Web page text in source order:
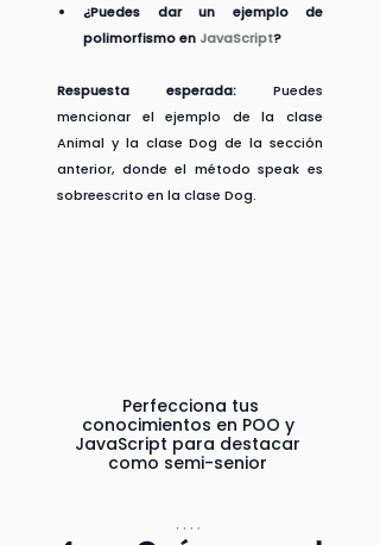
¿Puedes dar un ejemplo de
polimorfismo en JavaScript?
Respuesta esperada: Puedes
mencionar el ejemplo de la clase
Animal y la clase Dog de la sección
anterior, donde el método speak es
sobreescrito en la clase Dog.
conocimientos en POO y
JavaScript para destacar
como semi-senior